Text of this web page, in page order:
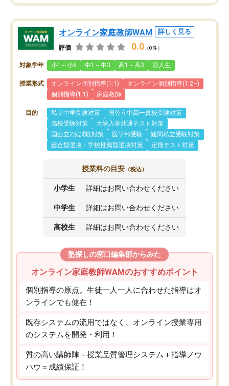
オンライン家庭教師WAM 詳しく見る
評価 0.0 （0件）
対象学年 小1～小6 中1～中3 高1～高3 浪人生
授業形式 オンライン個別指導(1:1)
オンライン個別指導(1:2~)
個別指導(1:1)
家庭教師
目的 私立中学受験対策
国公立中高一貫校受験対策
高校受験対策
大学入学共通テスト対策
国公立2次試験対策
医学部受験
難関私立受験対策
総合型選抜・学校推薦型選抜対策
定期テスト対策
授業料の目安 （税込）
小学生 詳細はお問い合わせください
中学生 詳細はお問い合わせください
高校生 詳細はお問い合わせください
塾探しの窓口編集部からみた
オンライン家庭教師WAMのおすすめポイント
個別指導の原点。生徒一人一人に合わせた指導はオ
ンラインでも健在！
既存システムの流用ではなく、オンライン授業専用
のシステムを開発・利用！
質の高い講師陣＋授業品質管理システム＋指導ノウ
ハウ＝成績保証！